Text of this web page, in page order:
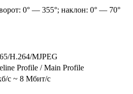
0° — 355°; наклон: 0° — 70°
H.264/MJPEG
Profile / Main Profile
с ~ 8 Мбит/с